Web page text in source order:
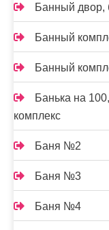
Банный двор,
Банный
Банный
Банька на
комплекс
Баня №2
Баня №3
Баня №4